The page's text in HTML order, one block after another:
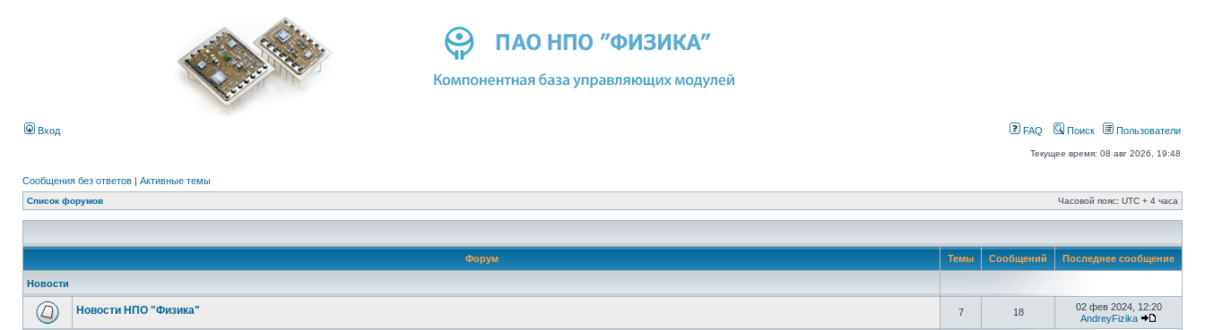
Вход FAQ Поиск Пользователи
Текущее время: 08 авг 2026, 19:48
Сообщения без ответов | Активные темы
Список форумов Часовой пояс: UTC + 4 часа
Форум Темы Сообщений Последнее сообщение
Новости
Новости НПО "Физика" 7 18
02 фев 2024, 12:20
AndreyFizika